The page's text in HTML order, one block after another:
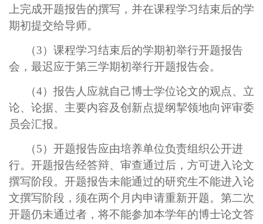
上完成开题报告的撰写，并在课程学习结束后的学
期初提交给导师。
（3）课程学习结束后的学期初举行开题报告
会，最迟应于第三学期初举行开题报告会。
（4）报告人应就自己博士学位论文的观点、立
论、论据、主要内容及创新点提纲挈领地向评审委
员会汇报。
（5）开题报告应由培养单位负责组织公开进
行。开题报告经答辩、审查通过后，方可进入论文
撰写阶段。开题报告未能通过的研究生不能进入论
文撰写阶段，须在两个月内申请重新开题。第二次
开题仍未通过者，将不能参加本学年的博士论文答